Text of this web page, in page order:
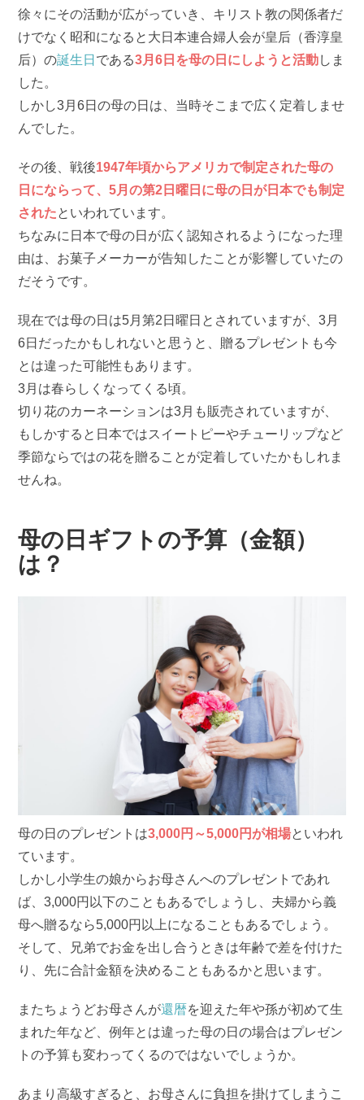
徐々にその活動が広がっていき、キリスト教の関係者だ
けでなく昭和になると大日本連合婦人会が皇后（香淳皇
后）の誕生日 である3月6日を母の日にしようと活動しま
した。
しかし3月6日の母の日は、当時そこまで広く定着しませ
んでした。
その後、戦後1947年頃からアメリカで制定された母の
日にならって、5月の第2日曜日に母の日が日本でも制定
されたといわれています。
ちなみに日本で母の日が広く認知されるようになった理
由は、お菓子メーカーが告知したことが影響していたの
だそうです。
現在では母の日は5月第2日曜日とされていますが、3月
6日だったかもしれないと思うと、贈るプレゼントも今
とは違った可能性もあります。
3月は春らしくなってくる頃。
切り花のカーネーションは3月も販売されていますが、
もしかすると日本ではスイートピーやチューリップなど
季節ならではの花を贈ることが定着していたかもしれま
せんね。
母の日ギフトの予算（金額）
は？
母の日のプレゼントは3,000円～5,000円が相場といわれ
ています。
しかし小学生の娘からお母さんへのプレゼントであれ
ば、3,000円以下のこともあるでしょうし、夫婦から義
母へ贈るなら5,000円以上になることもあるでしょう。
そして、兄弟でお金を出し合うときは年齢で差を付けた
り、先に合計金額を決めることもあるかと思います。
またちょうどお母さんが還暦を迎えた年や孫が初めて生
まれた年など、例年とは違った母の日の場合はプレゼン
トの予算も変わってくるのではないでしょうか。
あまり高級すぎると、お母さんに負担を掛けてしまうこ